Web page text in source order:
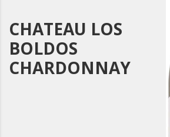
CHATEAU LOS
BOLDOS
CHARDONNAY